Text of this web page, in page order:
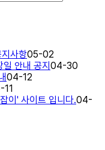
사항05-02
안내 공지04-30
04-12
이' 사이트 입니다.04-